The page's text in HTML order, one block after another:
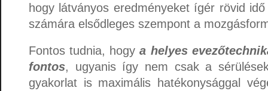
hogy látványos eredményeket ígér rövid
számára elsődleges szempont a
Fontos tudnia, hogya helyes
fontos, ugyanis így nem csak a
gyakorlat is maximális hatékonysággal